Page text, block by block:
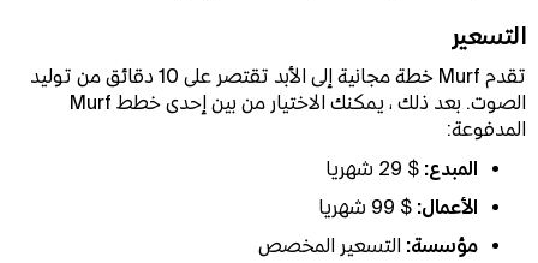
التسعير
تقدم Murf خطة مجانية إلى الأبد تقتصر على 10 دقائق من توليد
الصوت. بعد ذلك ، يمكنك الاختيار من بين إحدى خطط Murf
المدفوعة:
المبدع:$ 29 شهريا
الأعمال:$ 99 شهريا
مؤسسة:التسعير المخصص